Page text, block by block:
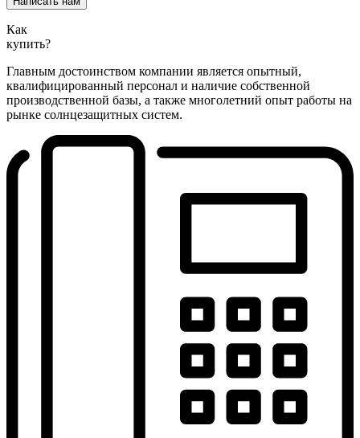
Как
купить?
Главным достоинством компании является опытный,
квалифицированный персонал и наличие собственной
производственной базы, а также многолетний опыт работы на
рынке солнцезащитных систем.